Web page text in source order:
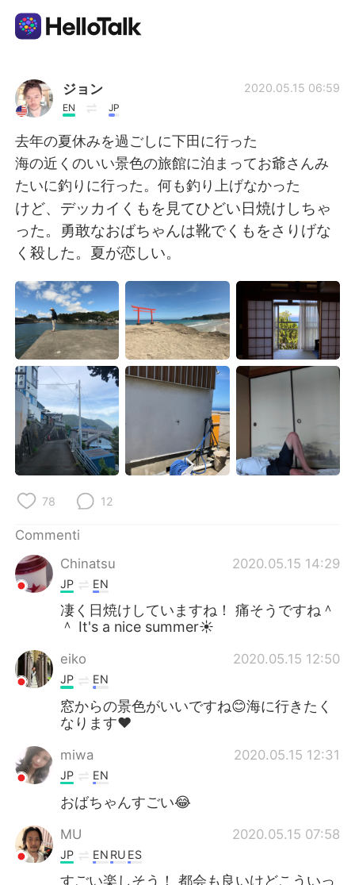
App di scambio linguistico
AI Grammar Checker
Italiano
English 简体中文
繁體中文 Español
العربية Français
Deutsch 日本語
한국어
ไทย Indonesia
Türkçe Tiếng Việt
ジョン
EN JP
2020.05.15 06:59
去年の夏休みを過ごしに下田に行った
海の近くのいい景色の旅館に泊まってお爺さんみ
たいに釣りに行った。何も釣り上げなかった
けど、デッカイくもを見てひどい日焼けしちゃ
った。勇敢なおばちゃんは靴でくもをさりげな
く殺した。夏が恋しい。
78 12
Commenti
Chinatsu
2020.05.15 14:29
JP EN
凄く日焼けしていますね！ 痛そうですね＾
＾ It's a nice summer☀️
eiko 2020.05.15 12:50
JP EN
窓からの景色がいいですね😊海に行きたく
なります❤️
miwa 2020.05.15 12:31
JP EN
おばちゃんすごい😂
MU 2020.05.15 07:58
JP EN RU ES
すごい楽しそう！ 都会も良いけどこういっ